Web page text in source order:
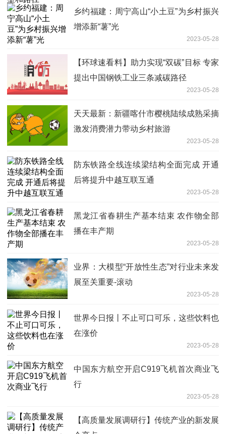
乡约福建：周宁高山“小土豆”为乡村振兴
增添新“薯”光
2023-05-28
【环球速看料】助力实现“双碳”目标 专家
提出中国钢铁工业三条减碳路径
2023-05-28
天天最新：新疆喀什市樱桃陆续成熟采摘
激发消费潜力带动乡村旅游
2023-05-28
防东铁路全线连续梁结构全面完成 开通
后将提升中越互联互通
2023-05-28
黑龙江省春耕生产基本结束 农作物全部
播在丰产期
2023-05-28
业界：大模型“开放性生态”对行业未来发
展至关重要-滚动
2023-05-28
世界今日报丨不止可口可乐，这些饮料也
在涨价
2023-05-28
中国东方航空开启C919飞机首次商业飞
行
2023-05-28
【高质量发展调研行】传统产业的新发展